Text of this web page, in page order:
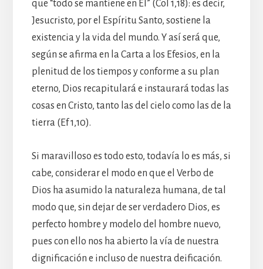
que “todo se mantiene en Él” (Col 1,18): es decir,
Jesucristo, por el Espíritu Santo, sostiene la
existencia y la vida del mundo. Y así será que,
según se afirma en la Carta a los Efesios, en la
plenitud de los tiempos y conforme a su plan
eterno, Dios recapitulará e instaurará todas las
cosas en Cristo, tanto las del cielo como las de la
tierra (Ef 1,10).
Si maravilloso es todo esto, todavía lo es más, si
cabe, considerar el modo en que el Verbo de
Dios ha asumido la naturaleza humana, de tal
modo que, sin dejar de ser verdadero Dios, es
perfecto hombre y modelo del hombre nuevo,
pues con ello nos ha abierto la vía de nuestra
dignificación e incluso de nuestra deificación.